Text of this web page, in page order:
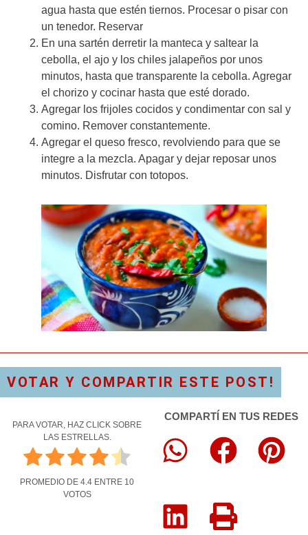
agua hasta que estén tiernos. Procesar o pisar con
un tenedor. Reservar
En una sartén derretir la manteca y saltear la
cebolla, el ajo y los chiles jalapeños por unos
minutos, hasta que transparente la cebolla. Agregar
el chorizo y cocinar hasta que esté dorado.
Agregar los frijoles cocidos y condimentar con sal y
comino. Remover constantemente.
Agregar el queso fresco, revolviendo para que se
integre a la mezcla. Apagar y dejar reposar unos
minutos. Disfrutar con totopos.
VOTAR Y COMPARTIR ESTE POST!
PARA VOTAR, HAZ CLICK SOBRE
LAS ESTRELLAS.
PROMEDIO DE 4.4 ENTRE 10
VOTOS
COMPARTÍ EN TUS REDES